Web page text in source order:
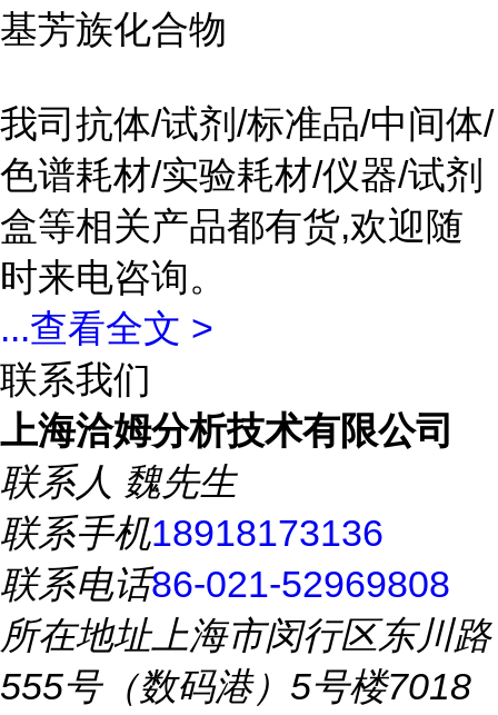
基芳族化合物
我司抗体/试剂/标准品/中间体/
色谱耗材/实验耗材/仪器/试剂
盒等相关产品都有货,欢迎随
时来电咨询。
...查看全文 >
联系我们
上海洽姆分析技术有限公司
联系人 魏先生
联系手机18918173136
联系电话86-021-52969808
所在地址上海市闵行区东川路
555号（数码港）5号楼7018